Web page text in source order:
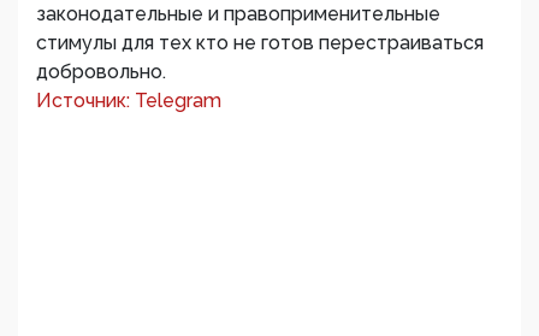
законодательные и правоприменительные
стимулы для тех кто не готов перестраиваться
добровольно.
Источник: Telegram